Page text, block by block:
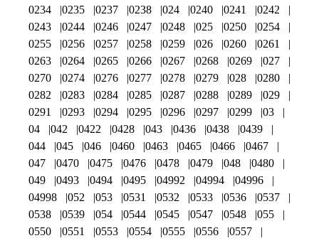
0234 0235 0237 0238 024 0240 0241
0242
0243
0244 0246 0247 0248 025 0250
0254
0255
0256 0257 0258 0259 026 0260
0261
0263
0264 0265 0266 0267 0268 0269
027
0270
0274 0276 0277 0278 0279 028
0280
0282
0283 0284 0285 0287 0288 0289
029
0291
0293 0294 0295 0296 0297 0299
03
04
042 0422 0428 043 0436 0438
0439
044
045 046 0460 0463 0465 0466
0467
047
0470 0475 0476 0478 0479 048
0480
049
0493 0494 0495 04992 04994
04996
04998
052 053 0531 0532 0533 0536
0537
0538
0539 054 0544 0545 0547 0548
055
0550
0551 0553 0554 0555 0556
0557